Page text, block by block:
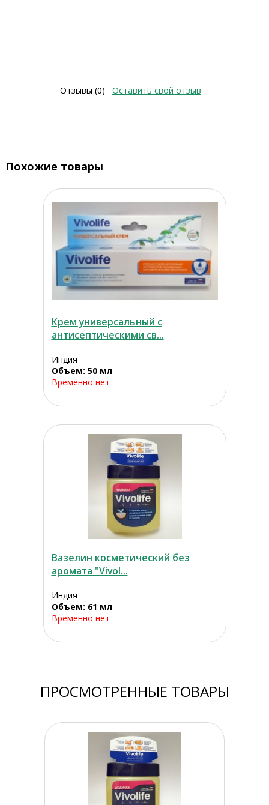
Отзывы (0) Оставить свой отзыв
Похожие товары
Крем универсальный с
антисептическими св...
Индия
Объем: 50 мл
Временно нет
Вазелин косметический без
аромата "Vivol...
Индия
Объем: 61 мл
Временно нет
ПРОСМОТРЕННЫЕ ТОВАРЫ